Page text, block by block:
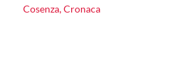
Cosenza,Cronaca